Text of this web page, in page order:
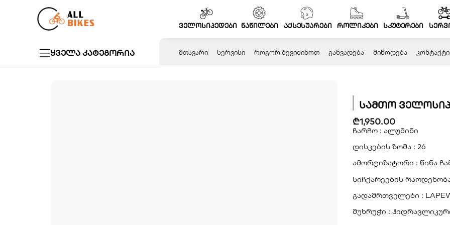
ველოსიპედები ნაწილები აქსესუარები როლიკები სკუტერები
ყველა კატეგორია ᲛᲗᲐᲕᲐᲠᲘ ᲡᲔᲠᲕᲘᲡᲘ ᲠᲝᲒᲝᲠ ᲨᲔᲕᲘᲫᲘᲜᲝᲗ ᲒᲐᲜᲕᲐᲓᲔᲑᲐ ᲛᲘᲬᲝᲓᲔᲑᲐ ᲙᲝᲜᲢᲐᲥᲢᲘ
სამთო
₾1,950.00
ჩარჩო : ალუმინი
დისკების ზომა : 26
ამორტიზატორი : წინა
სიჩქარეების
გადამრთველები :
მუხრუჭი :